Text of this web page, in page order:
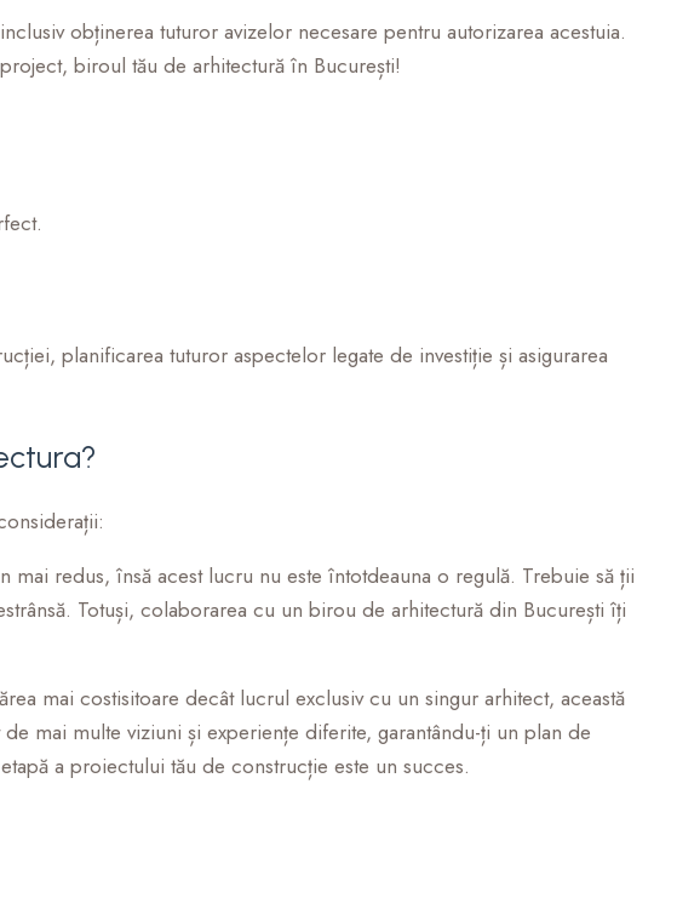
obținerea tuturor avizelor necesare pentru autorizarea acestuia.
biroul tău de arhitectură în București!
planificarea tuturor aspectelor legate de investiție și asigurarea
redus, însă acest lucru nu este întotdeauna o regulă. Trebuie să ții
Totuși, colaborarea cu un birou de arhitectură din București îți
mai costisitoare decât lucrul exclusiv cu un singur arhitect, această
mai multe viziuni și experiențe diferite, garantându-ți un plan de
a proiectului tău de construcție este un succes.